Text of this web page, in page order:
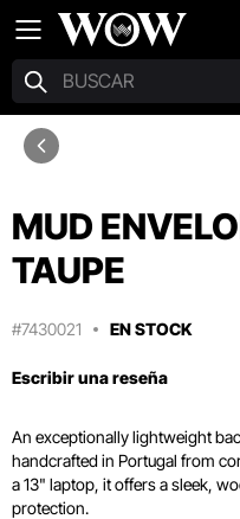
MUD
TAUPE
#7430021 EN STOCK
Escribir una reseña
An exceptionally lightweight
handcrafted in Portugal from
a 13" laptop, it offers a sleek,
protection.